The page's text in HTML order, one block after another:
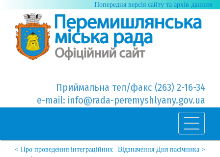
Попередня версія сайту та архів данних
Приймальна тел/факс (263) 2-16-34
e-mail: info@rada-peremyshlyany.gov.ua
Відзначення Дня пасічника >
< Про проведення інтеграційних